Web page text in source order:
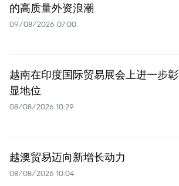
的高质量外资浪潮
09/08/2026 07:00
越南在印度国际贸易展会上进一步彰
显地位
08/08/2026 10:29
越澳贸易迈向新增长动力
08/08/2026 10:04